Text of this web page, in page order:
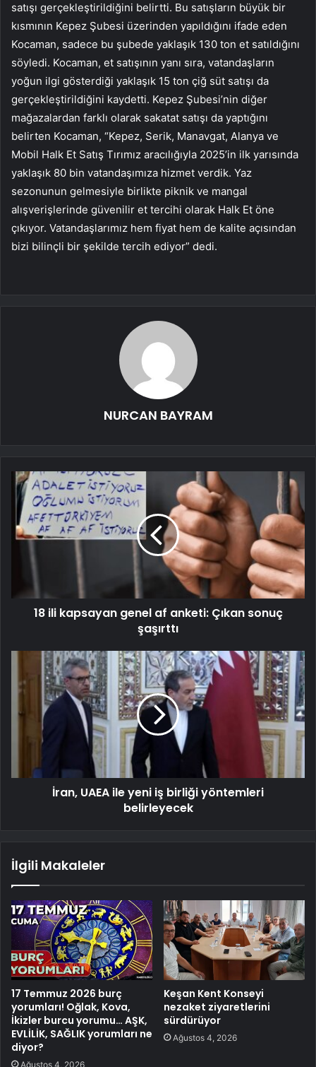
satışı gerçekleştirildiğini belirtti. Bu satışların büyük bir
kısmının Kepez Şubesi üzerinden yapıldığını ifade eden
Kocaman, sadece bu şubede yaklaşık 130 ton et satıldığını
söyledi. Kocaman, et satışının yanı sıra, vatandaşların
yoğun ilgi gösterdiği yaklaşık 15 ton çiğ süt satışı da
gerçekleştirildiğini kaydetti. Kepez Şubesi’nin diğer
mağazalardan farklı olarak sakatat satışı da yaptığını
belirten Kocaman, “Kepez, Serik, Manavgat, Alanya ve
Mobil Halk Et Satış Tırımız aracılığıyla 2025’in ilk yarısında
yaklaşık 80 bin vatandaşımıza hizmet verdik. Yaz
sezonunun gelmesiyle birlikte piknik ve mangal
alışverişlerinde güvenilir et tercihi olarak Halk Et öne
çıkıyor. Vatandaşlarımız hem fiyat hem de kalite açısından
bizi bilinçli bir şekilde tercih ediyor” dedi.
NURCAN BAYRAM
18 ili kapsayan genel af anketi: Çıkan sonuç
şaşırttı
İran, UAEA ile yeni iş birliği yöntemleri
belirleyecek
İlgili Makaleler
17 Temmuz 2026 burç
yorumları! Oğlak, Kova,
İkizler burcu yorumu… AŞK,
EVLİLİK, SAĞLIK yorumları ne
diyor?
Ağustos 4, 2026
Keşan Kent Konseyi
nezaket ziyaretlerini
sürdürüyor
Ağustos 4, 2026